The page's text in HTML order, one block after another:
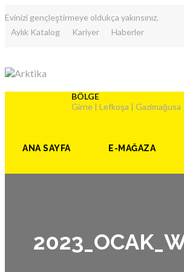
Evinizi gençleştirmeye oldukça yakınsınız.
Aylık Katalog
Kariyer Haberler
BÖLGE
Girne | Lefkoşa | Gazimağusa
ANA SAYFA E-MAĞAZA